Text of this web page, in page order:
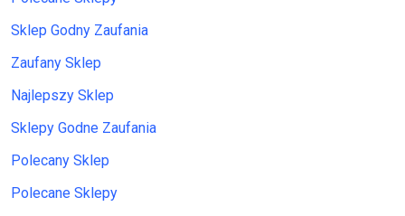
Sklep Godny Zaufania
Zaufany Sklep
Najlepszy Sklep
Sklepy Godne Zaufania
Polecany Sklep
Polecane Sklepy